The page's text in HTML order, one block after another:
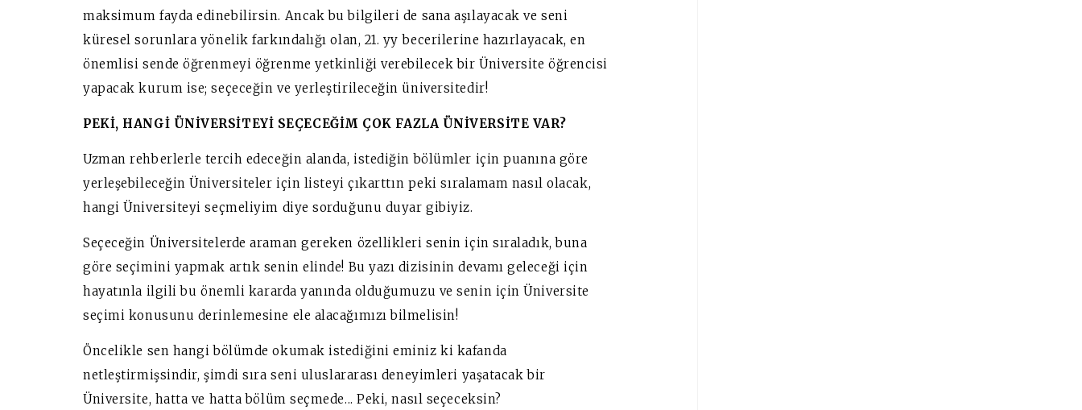
maksimum fayda edinebilirsin. Ancak bu bilgileri de sana aşılayacak ve seni
küresel sorunlara yönelik farkındalığı olan, 21. yy becerilerine hazırlayacak, en
önemlisi sende öğrenmeyi öğrenme yetkinliği verebilecek bir Üniversite öğrencisi
yapacak kurum ise; seçeceğin ve yerleştirileceğin üniversitedir!
PEKİ, HANGİ ÜNİVERSİTEYİ SEÇECEĞİM ÇOK FAZLA ÜNİVERSİTE VAR?
Uzman rehberlerle tercih edeceğin alanda, istediğin bölümler için puanına göre
yerleşebileceğin Üniversiteler için listeyi çıkarttın peki sıralamam nasıl olacak,
hangi Üniversiteyi seçmeliyim diye sorduğunu duyar gibiyiz.
Seçeceğin Üniversitelerde araman gereken özellikleri senin için sıraladık, buna
göre seçimini yapmak artık senin elinde! Bu yazı dizisinin devamı geleceği için
hayatınla ilgili bu önemli kararda yanında olduğumuzu ve senin için Üniversite
seçimi konusunu derinlemesine ele alacağımızı bilmelisin!
Öncelikle sen hangi bölümde okumak istediğini eminiz ki kafanda
netleştirmişsindir, şimdi sıra seni uluslararası deneyimleri yaşatacak bir
Üniversite, hatta ve hatta bölüm seçmede... Peki, nasıl seçeceksin?